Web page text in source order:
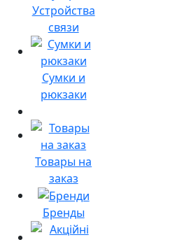
Устройства
связи
Сумки и
рюкзаки
Товары на
заказ
Бренды